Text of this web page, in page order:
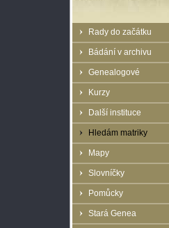
Rady do začátku
Bádání v archivu
Genealogové
Kurzy
Další instituce
Hledám matriky
Mapy
Slovníčky
Pomůcky
Stará Genea